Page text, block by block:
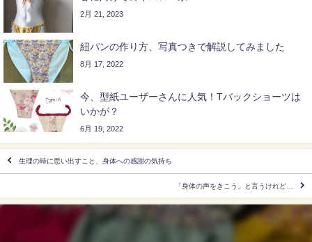
2月 21, 2023
紐パンの作り方、写真つきで解説してみました
8月 17, 2022
今、型紙ユーザーさんに人気！Tバックショーツは
いかが？
6月 19, 2022
生理の時に思い出すこと、身体への感謝の気持ち
「身体の声をきこう」と言うけれど…